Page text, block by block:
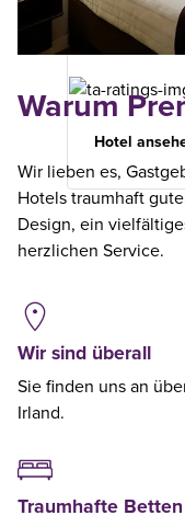
Hotel
Warum
Wir lieben es,
Hotels traumhaft
Design, ein
herzlichen Service.
Wir sind überall
Sie finden uns an
Irland.
Traumhafte Betten